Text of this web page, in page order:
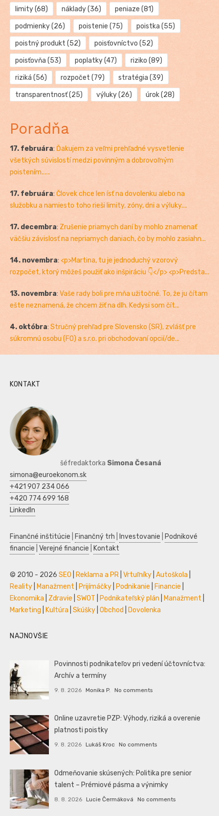
limity(68) náklady(36) peniaze (81)
podmienky(26) poistenie (75) poistka (55)
poistný produkt (52) poisťovníctvo (52)
poisťovňa (53) poplatky(47) riziko (89)
riziká (56) rozpočet (79) stratégia (39)
transparentnosť(25) výluky(26) úrok(28)
Poradňa
17. februára: Ďakujem za veľmi prehľadné vysvetlenie
všetkých súvislostí medzi povinným a dobrovoľným
poistením......
17. februára: Človek chce len ísť na dovolenku alebo na
služobku a namiesto toho rieši limity, zóny, dni a výluky....
17. decembra: Zrušenie priamych daní by mohlo znamenať
väčšiu závislosť na nepriamych daniach, čo by mohlo zasiahn...
14. novembra: <p>Martina, tu je jednoduchý vzorový
rozpočet, ktorý môžeš použiť ako inšpiráciu 👇</p> <p>Predsta...
13. novembra: Vaše rady boli pre mňa užitočné. To, že ju čítam
ešte neznamená, že chcem žiť na dlh. Kedysi som čít...
4. októbra: Stručný prehľad pre Slovensko (SR), zvlášť pre
súkromnú osobu (FO) a s.r.o. pri obchodovaní opcií/de...
KONTAKT
šéfredaktorka Simona Česaná
simona@euroekonom.sk
+421 907 234 066
+420 774 699 168
LinkedIn
Finančné inštitúcie Finančný trh Investovanie
Podnikové
financie Verejné financie Kontakt
© 2010 - 2026 SEO Reklama a PR Vrtuľníky Autoškola
Reality
Manažment Prijímáčky Podnikanie Financie
Ekonomika
Zdravie SWOT Podnikateľský plán Manažment
Marketing
Kultúra Skúšky Obchod Dovolenka
NAJNOVŠIE
Povinnosti podnikateľov pri vedení účtovníctva:
Archív a termíny
9. 8. 2026 Monika P. No comments
Online uzavretie PZP: Výhody, riziká a overenie
platnosti poistky
9. 8. 2026 Lukáš Kroc No comments
Odmeňovanie skúsených: Politika pre senior
talent – Prémiové pásma a výnimky
8. 8. 2026 Lucie Čermáková No comments